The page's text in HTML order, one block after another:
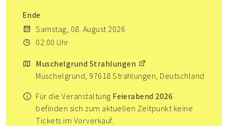
Ende
Samstag, 08. August 2026
02:00 Uhr
Muschelgrund Strahlungen
Muschelgrund, 97618 Strahlungen, Deutschland
Für die Veranstaltung Feierabend 2026
befinden sich zum aktuellen Zeitpunkt keine
Tickets im Vorverkauf.